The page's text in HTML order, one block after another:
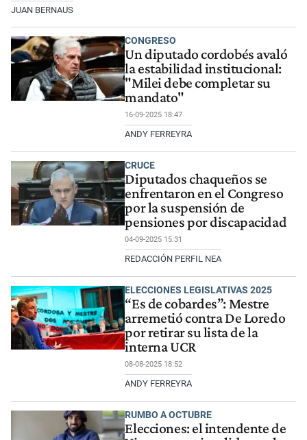
JUAN BERNAUS
CONGRESO
Un diputado cordobés avaló
la estabilidad institucional:
"Milei debe completar su
mandato"
16-09-2025 18:47
ANDY FERREYRA
CRUCE
Diputados chaqueños se
enfrentaron en el Congreso
por la suspensión de
pensiones por discapacidad
04-09-2025 15:31
REDACCIÓN PERFIL NEA
ELECCIONES LEGISLATIVAS 2025
“Es de cobardes”: Mestre
arremetió contra De Loredo
por retirar su lista de la
interna UCR
08-08-2025 18:52
ANDY FERREYRA
RUMBO A OCTUBRE
Elecciones: el intendente de